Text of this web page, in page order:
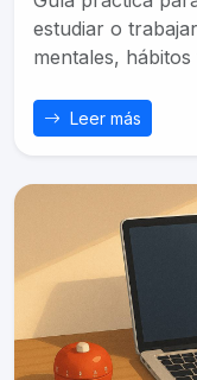
estudiar o
mentales,
Leer más